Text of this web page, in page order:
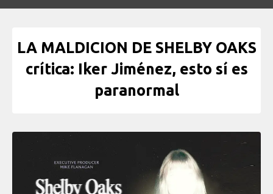
LA MALDICION DE SHELBY OAKS
crítica: Iker Jiménez, esto sí es
paranormal